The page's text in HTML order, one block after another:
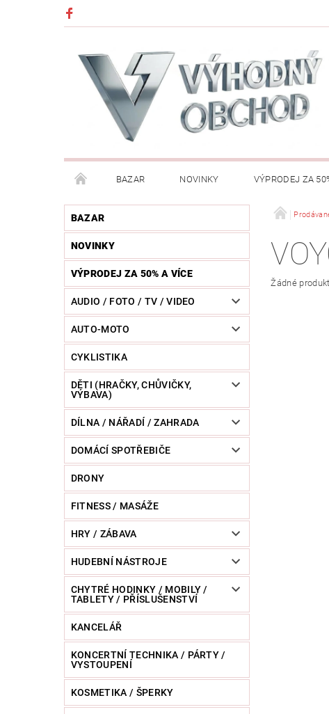
BAZAR NOVINKY VÝPRODEJ ZA
DĚTI (HRAČKY, CHŮVIČKY, VÝBAVA) DÍLNA /
HUDEBNÍ NÁSTROJE CHYTRÉ HODINKY / MOBILY
KOSMETIKA / ŠPERKY KOŽENÝ SVĚT (OPASKY,
POWERBANKY
ZVÍŘATA / CHOVATELSKÉ POTŘEBY
BAZAR
NOVINKY
VÝPRODEJ ZA 50% A VÍCE
AUDIO / FOTO / TV / VIDEO
AUTO-MOTO
CYKLISTIKA
DĚTI (HRAČKY, CHŮVIČKY,
VÝBAVA)
DÍLNA / NÁŘADÍ / ZAHRADA
DOMÁCÍ SPOTŘEBIČE
DRONY
FITNESS / MASÁŽE
HRY / ZÁBAVA
HUDEBNÍ NÁSTROJE
CHYTRÉ HODINKY / MOBILY /
TABLETY / PŘÍSLUŠENSTVÍ
KANCELÁŘ
KONCERTNÍ TECHNIKA / PÁRTY /
VYSTOUPENÍ
KOSMETIKA / ŠPERKY
Žádné